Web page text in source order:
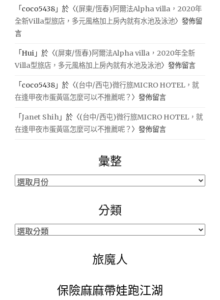
「 coco5438 」於〈(屏東/恆春)阿爾法Alpha villa，2020年
全新Villa型旅店，多元風格加上房內就有水池及泳池〉發佈留
言
「Hui 」於〈(屏東/恆春)阿爾法Alpha villa，2020年全新
Villa型旅店，多元風格加上房內就有水池及泳池〉發佈留言
「 coco5438 」於〈(台中/西屯)微行旅MICRO HOTEL，就
在逢甲夜市蛋黃區怎麼可以不推薦呢？ 〉發佈留言
「Janet Shih 」於〈(台中/西屯)微行旅MICRO HOTEL，就
在逢甲夜市蛋黃區怎麼可以不推薦呢？ 〉發佈留言
彙整
彙
分類
分
旅魔人
保險麻麻帶娃跑江湖